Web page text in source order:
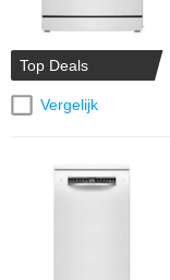
Top Deals
Vergelijk